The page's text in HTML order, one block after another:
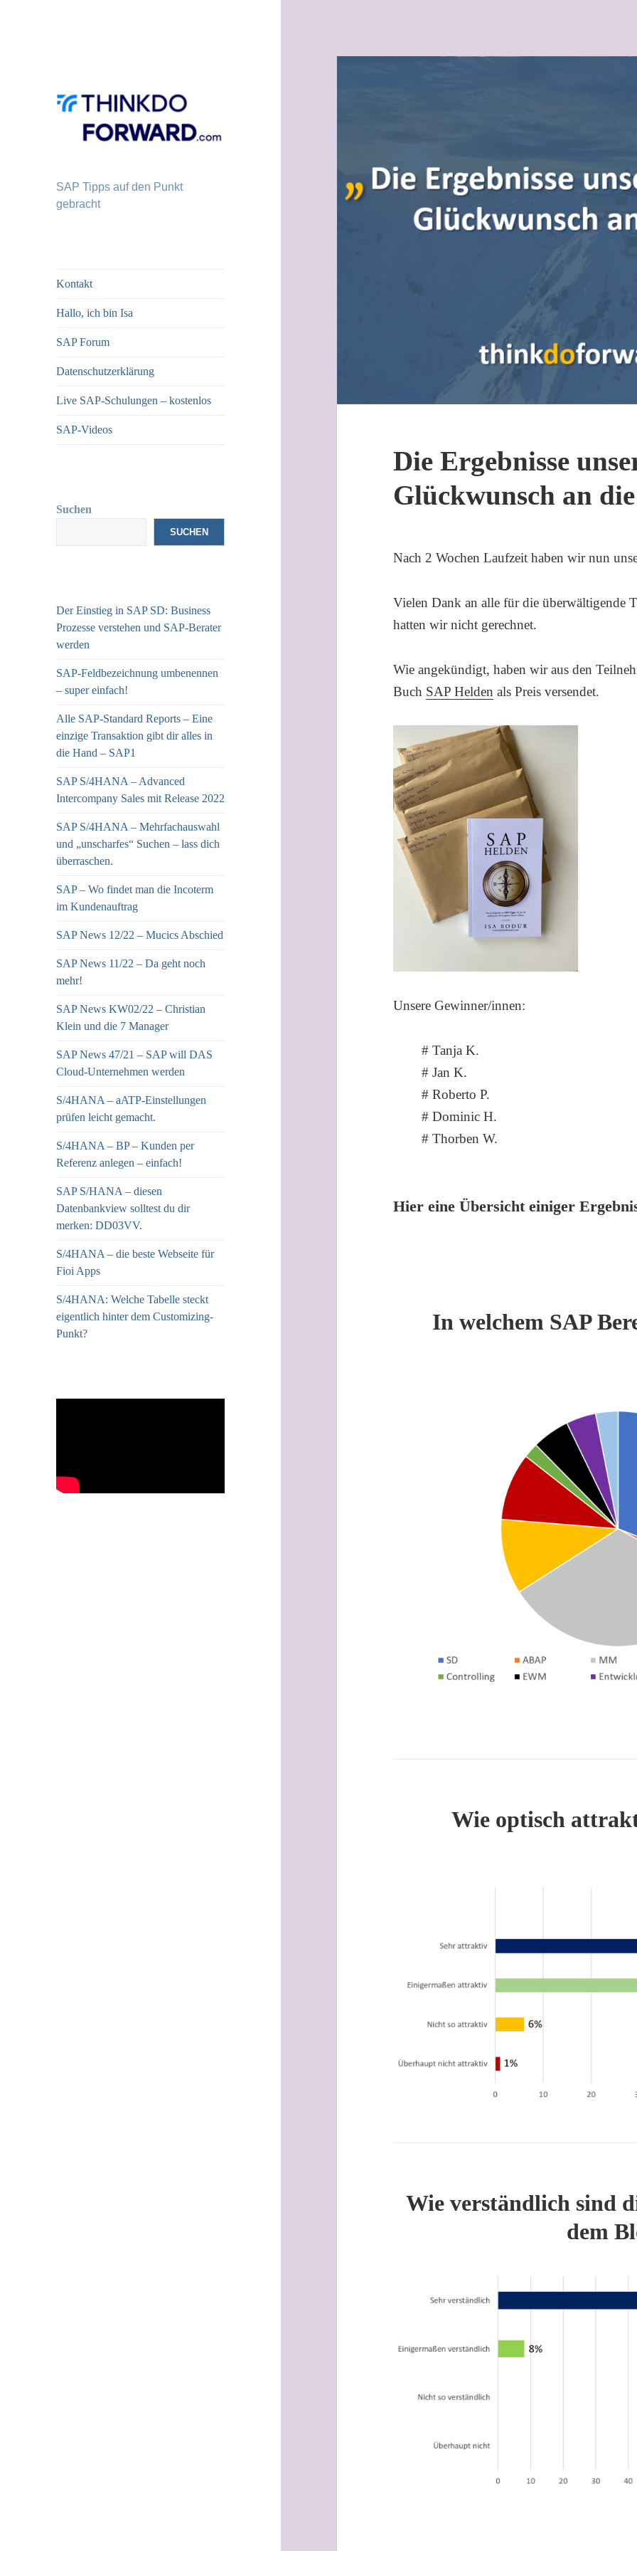
SAP Tipps auf den Punkt
gebracht
Kontakt
Hallo, ich bin Isa
SAP Forum
Datenschutzerklärung
Live SAP-Schulungen – kostenlos
SAP-Videos
Suchen
SUCHEN
Der Einstieg in SAP SD: Business
Prozesse verstehen und SAP-Berater
werden
SAP-Feldbezeichnung umbenennen
– super einfach!
Alle SAP-Standard Reports – Eine
einzige Transaktion gibt dir alles in
die Hand – SAP1
SAP S/4HANA – Advanced
Intercompany Sales mit Release 2022
SAP S/4HANA – Mehrfachauswahl
und „unscharfes“ Suchen – lass dich
überraschen.
SAP – Wo findet man die Incoterm
im Kundenauftrag
SAP News 12/22 – Mucics Abschied
SAP News 11/22 – Da geht noch
mehr!
SAP News KW02/22 – Christian
Klein und die 7 Manager
SAP News 47/21 – SAP will DAS
Cloud-Unternehmen werden
S/4HANA – aATP-Einstellungen
prüfen leicht gemacht.
S/4HANA – BP – Kunden per
Referenz anlegen – einfach!
SAP S/HANA – diesen
Datenbankview solltest du dir
merken: DD03VV.
S/4HANA – die beste Webseite für
Fioi Apps
S/4HANA: Welche Tabelle steckt
eigentlich hinter dem Customizing-
Punkt?
Die Ergebnisse
Glückwunsch an
Nach 2 Wochen Laufzeit haben wir nun
Vielen Dank an alle für die überwältigende
hatten wir nicht gerechnet.
Wie angekündigt, haben wir aus den
Buch SAP Helden als Preis versendet.
Unsere Gewinner/innen:
# Tanja K.
# Jan K.
# Roberto P.
# Dominic H.
# Thorben W.
Hier eine Übersicht einiger
In welchem SAP
Wie optisch
Wie verständlich sind
dem